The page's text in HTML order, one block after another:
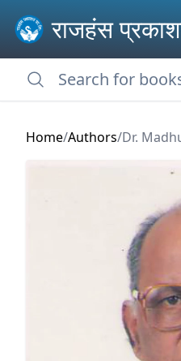
राजहंस
Home/Authors/Dr.